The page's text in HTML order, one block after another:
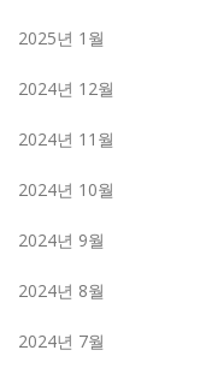
2025년 1월
2024년 12월
2024년 11월
2024년 10월
2024년 9월
2024년 8월
2024년 7월